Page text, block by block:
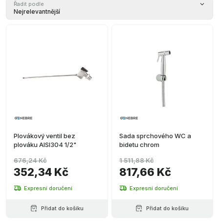
Řadit podle
Nejrelevantnější
Plovákový ventil bez
plováku AISI304 1/2"
352,34 Kč
676,24 Kč
Expresní doručení
Přidat do košíku
Sada sprchového WC a
bidetu chrom
817,66 Kč
1 511,88 Kč
Expresní doručení
Přidat do košíku